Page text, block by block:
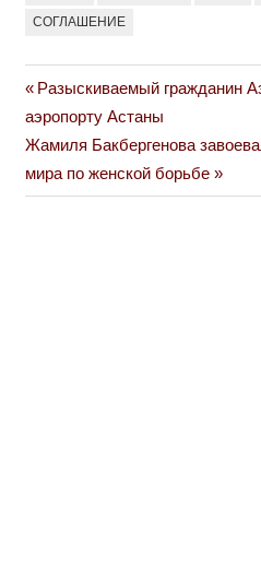
СОГЛАШЕНИЕ
Навигация
по
записям
Previous
Post:
Разыскиваемый гражданин
аэропорту Астаны
Next
Post:
Жамиля Бакбергенова
мира по женской борьбе